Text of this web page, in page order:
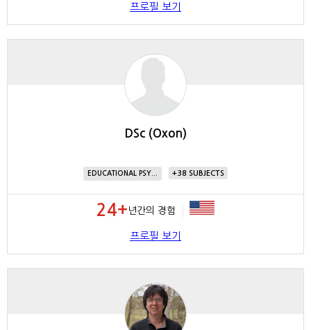
프로필 보기
DSc (Oxon)
EDUCATIONAL PSY... 38
24+ 년간의 경험
프로필 보기